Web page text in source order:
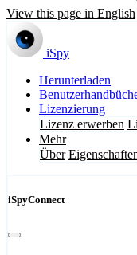
View this page in English
iSpy
Herunterladen
Lizenzierung
Lizenz erwerben
Mehr
Über
iSpyConnect